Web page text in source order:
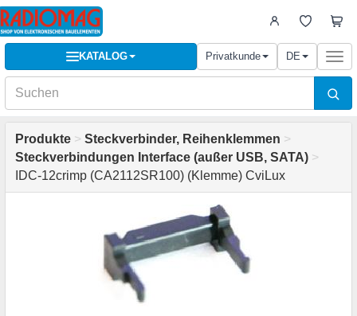
KATALOG Privatkunde DE
Produkte > Steckverbinder, Reihenklemmen >
Steckverbindungen Interface (außer USB, SATA) >
IDC-12crimp (CA2112SR100) (Klemme) CviLux